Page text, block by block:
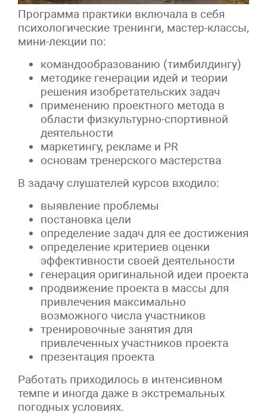
Программа практики включала в себя
психологические тренинги, мастер-классы,
мини-лекции по:
командообразованию (тимбилдингу)
методике генерации идей и теории
решения изобретательских задач
применению проектного метода в
области физкультурно-спортивной
деятельности
маркетингу, рекламе и PR
основам тренерского мастерства
В задачу слушателей курсов входило:
выявление проблемы
постановка цели
определение задач для ее достижения
определение критериев оценки
эффективности своей деятельности
генерация оригинальной идеи проекта
продвижение проекта в массы для
привлечения максимально
возможного числа участников
тренировочные занятия для
привлеченных участников проекта
презентация проекта
Работать приходилось в интенсивном
темпе и иногда даже в экстремальных
погодных условиях.